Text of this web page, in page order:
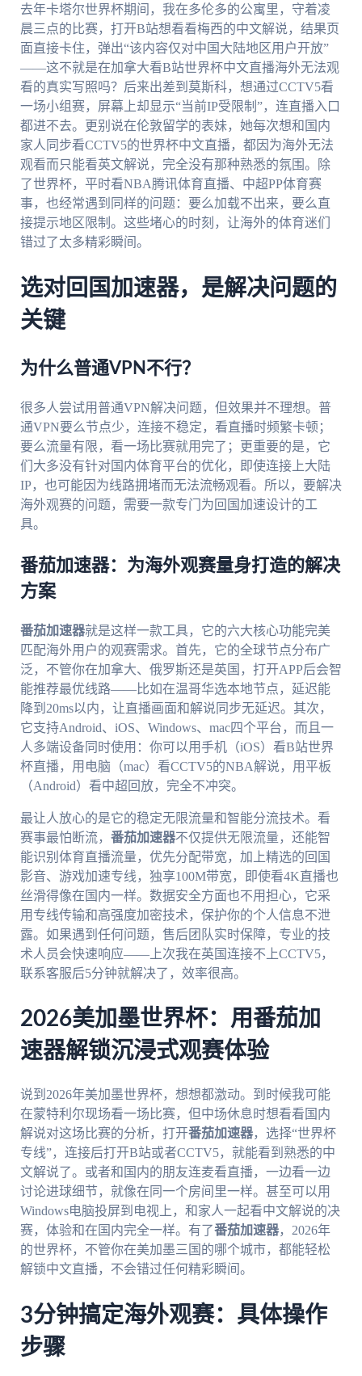
去年卡塔尔世界杯期间，我在多伦多的公寓里，守着凌
晨三点的比赛，打开B站想看看梅西的中文解说，结果页
面直接卡住，弹出“该内容仅对中国大陆地区用户开放”
——这不就是在加拿大看B站世界杯中文直播海外无法观
看的真实写照吗？后来出差到莫斯科，想通过CCTV5看
一场小组赛，屏幕上却显示“当前IP受限制”，连直播入口
都进不去。更别说在伦敦留学的表妹，她每次想和国内
家人同步看CCTV5的世界杯中文直播，都因为海外无法
观看而只能看英文解说，完全没有那种熟悉的氛围。除
了世界杯，平时看NBA腾讯体育直播、中超PP体育赛
事，也经常遇到同样的问题：要么加载不出来，要么直
接提示地区限制。这些堵心的时刻，让海外的体育迷们
错过了太多精彩瞬间。
选对回国加速器，是解决问题的
关键
为什么普通VPN不行？
很多人尝试用普通VPN解决问题，但效果并不理想。普
通VPN要么节点少，连接不稳定，看直播时频繁卡顿；
要么流量有限，看一场比赛就用完了；更重要的是，它
们大多没有针对国内体育平台的优化，即使连接上大陆
IP，也可能因为线路拥堵而无法流畅观看。所以，要解决
海外观赛的问题，需要一款专门为回国加速设计的工
具。
番茄加速器：为海外观赛量身打造的解决
方案
番茄加速器就是这样一款工具，它的六大核心功能完美
匹配海外用户的观赛需求。首先，它的全球节点分布广
泛，不管你在加拿大、俄罗斯还是英国，打开APP后会智
能推荐最优线路——比如在温哥华选本地节点，延迟能
降到20ms以内，让直播画面和解说同步无延迟。其次，
它支持Android、iOS、Windows、mac四个平台，而且一
人多端设备同时使用：你可以用手机（iOS）看B站世界
杯直播，用电脑（mac）看CCTV5的NBA解说，用平板
（Android）看中超回放，完全不冲突。
最让人放心的是它的稳定无限流量和智能分流技术。看
赛事最怕断流， 番茄加速器不仅提供无限流量，还能智
能识别体育直播流量，优先分配带宽，加上精选的回国
影音、游戏加速专线，独享100M带宽，即使看4K直播也
丝滑得像在国内一样。数据安全方面也不用担心，它采
用专线传输和高强度加密技术，保护你的个人信息不泄
露。如果遇到任何问题，售后团队实时保障，专业的技
术人员会快速响应——上次我在英国连接不上CCTV5，
联系客服后5分钟就解决了，效率很高。
2026美加墨世界杯：用番茄加
速器解锁沉浸式观赛体验
说到2026年美加墨世界杯，想想都激动。到时候我可能
在蒙特利尔现场看一场比赛，但中场休息时想看看国内
解说对这场比赛的分析，打开番茄加速器，选择“世界杯
专线”，连接后打开B站或者CCTV5，就能看到熟悉的中
文解说了。或者和国内的朋友连麦看直播，一边看一边
讨论进球细节，就像在同一个房间里一样。甚至可以用
Windows电脑投屏到电视上，和家人一起看中文解说的决
赛，体验和在国内完全一样。有了番茄加速器，2026年
的世界杯，不管你在美加墨三国的哪个城市，都能轻松
解锁中文直播，不会错过任何精彩瞬间。
3分钟搞定海外观赛：具体操作
步骤